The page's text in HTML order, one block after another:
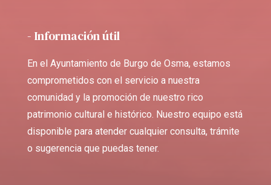
- Información útil
En el Ayuntamiento de Burgo de Osma, estamos
comprometidos con el servicio a nuestra
comunidad y la promoción de nuestro rico
patrimonio cultural e histórico. Nuestro equipo está
disponible para atender cualquier consulta, trámite
o sugerencia que puedas tener.